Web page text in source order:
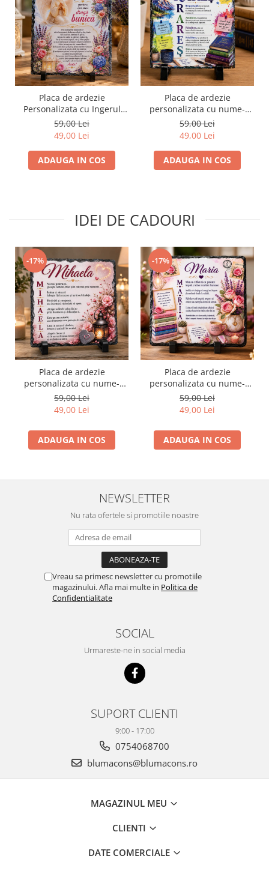
Placa de ardezie
Personalizata cu Ingerul
Pazitor pentru Bunica
59,00 Lei
49,00 Lei
ADAUGA IN COS
Placa de ardezie
personalizata cu nume-
Rares
59,00 Lei
49,00 Lei
ADAUGA IN COS
IDEI DE CADOURI
-17%
Placa de ardezie
personalizata cu nume-
Mihaela
59,00 Lei
49,00 Lei
ADAUGA IN COS
-17%
Placa de ardezie
personalizata cu nume-
Maria
59,00 Lei
49,00 Lei
ADAUGA IN COS
NEWSLETTER
Nu rata ofertele si promotiile noastre
Vreau sa primesc newsletter cu promotiile
magazinului. Afla mai multe in Politica de
Confidentialitate
SOCIAL
Urmareste-ne in social media
SUPORT CLIENTI
9:00 - 17:00
0754068700
blumacons@blumacons.ro
MAGAZINUL MEU
CLIENTI
DATE COMERCIALE